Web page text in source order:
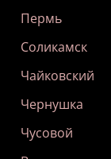
Пермь
Соликамск
Чайковский
Чернушка
Чусовой